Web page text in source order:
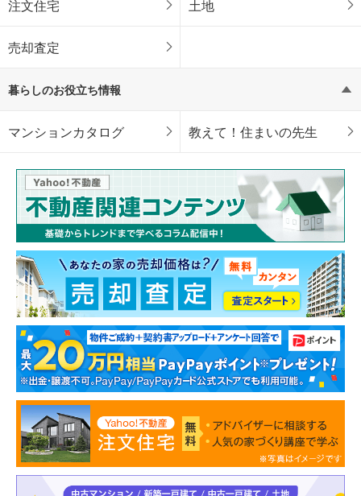
注文住宅 土地
売却査定
暮らしのお役立ち情報
マンションカタログ 教えて！住まいの先生